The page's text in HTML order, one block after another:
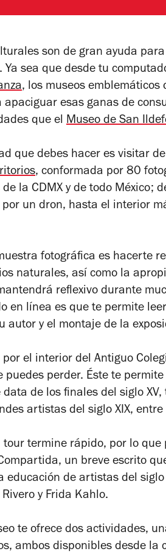
son de gran ayuda
Ya sea que desde tu
, los museos emblemáticos
esas ganas de
que el Museo de San
que debes hacer es visitar
, conformada por 80
la CDMX y de todo México;
un dron, hasta el interior
fotográfica es hacerte
naturales, así como la
reflexivo durante
en línea es que te permite
autor y el montaje de la
el interior del Antiguo
puedes perder. Éste te
de los finales del siglo
artistas del siglo XIX, entre
tour termine rápido, por lo
un breve escrito
educación de artistas del
y Frida Kahlo.
te ofrece dos actividades,
ambos disponibles desde la